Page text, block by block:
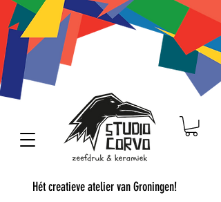
Hét creatieve atelier van Groningen!